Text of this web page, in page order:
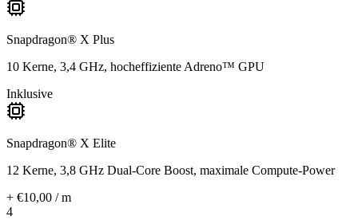
Snapdragon® X Plus
10 Kerne, 3,4 GHz, hocheffiziente Adreno™ GPU
Inklusive
Snapdragon® X Elite
12 Kerne, 3,8 GHz Dual-Core Boost, maximale Compute-Power
+ €10,00 / m
4